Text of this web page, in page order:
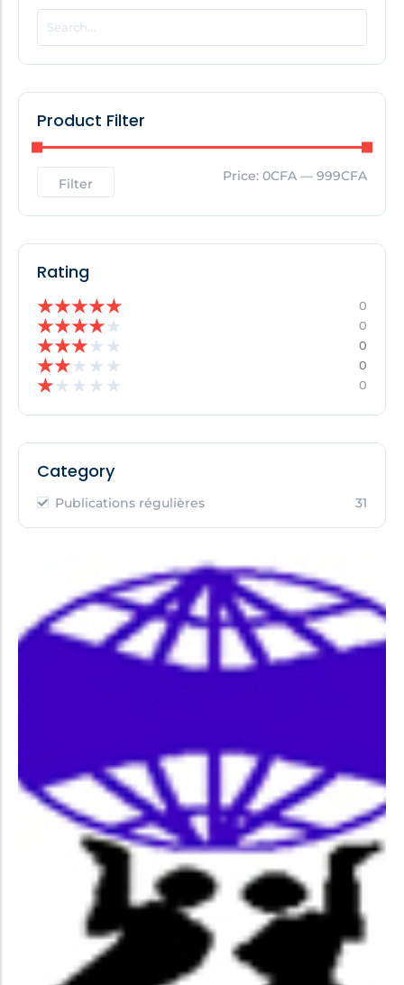
POPULAR THIS WEEK
No Posts Found!
No Posts Found!
Product Filter
Filter Price: 0CFA — 999CFA
Rating
★★★★★ 0
★★★★★ 0
★★★★ ★ 0
★★★ ★ ★ 0
★★ ★ ★ ★ 0
Category
Publications régulières 31